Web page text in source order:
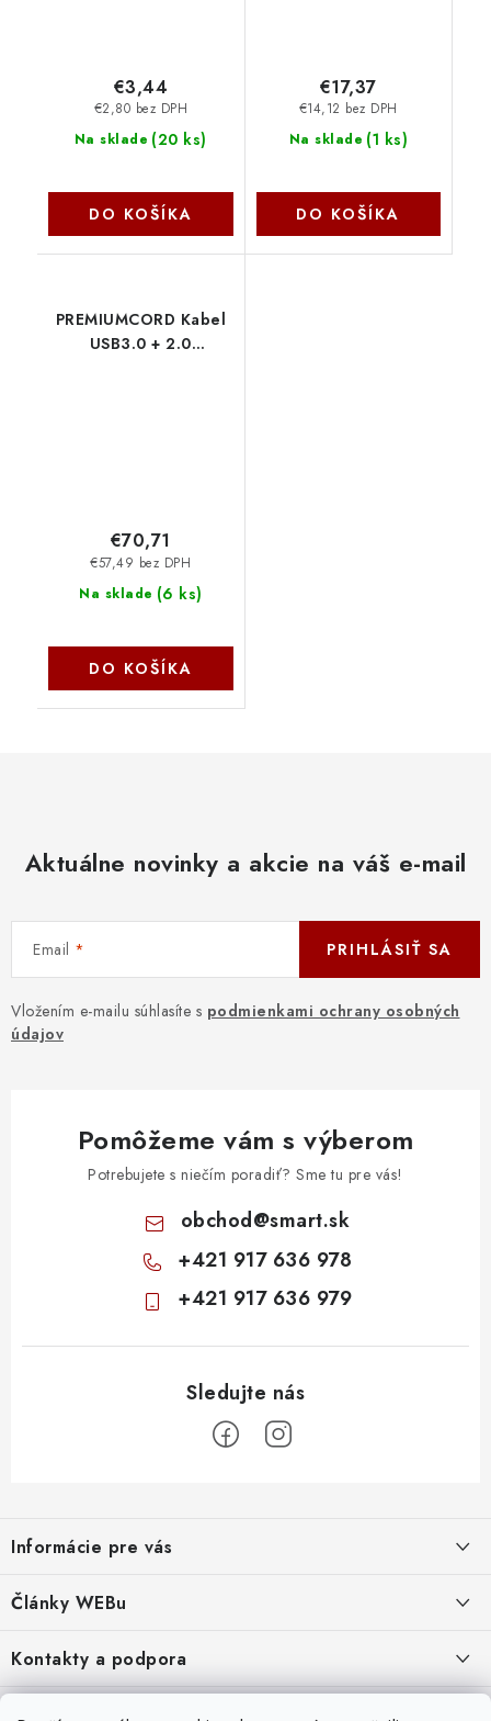
Na sklade (20 ks)
€2,80 bez DPH
€3,44
DO KOŠÍKA
Na sklade (1 ks)
€14,12 bez DPH
€17,37
DO KOŠÍKA
PREMIUMCORD Kabel
USB3.0 + 2.0
Na sklade (6 ks)
€57,49 bez DPH
€70,71
DO KOŠÍKA
Aktuálne novinky a akcie na váš e-mail
Email
Vložením e-mailu súhlasíte s podmienkami ochrany osobných
údajov
PRIHLÁSIŤ SA
Pomôžeme vám s výberom
Potrebujete s niečím poradiť? Sme tu pre vás!
obchod@smart.sk
+421 917 636 978
+421 917 636 979
p
ä
e
Informácie pre vás
Obchodné podmienky
Moja objednávka
Odstúpenie od zmluvy
Články WEBu
Dôležité oznamy
16.6.2026
Kontakty a podpora
Servisné služby